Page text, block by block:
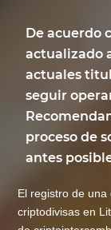
De acuerdo
actualizado
actuales
seguir
proceso de
antes
El registro de
criptodivisas en